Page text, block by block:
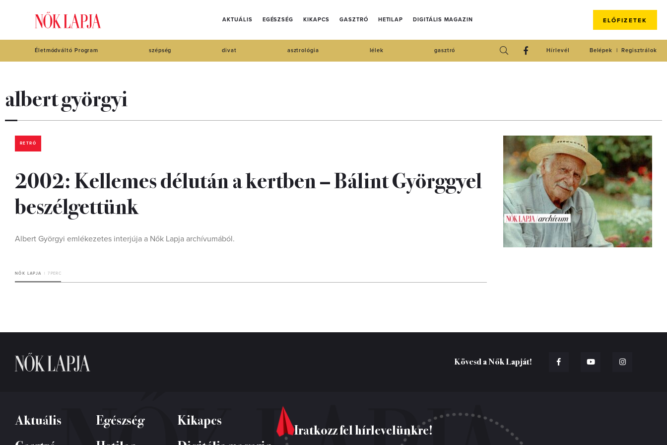
AKTUÁLIS EGÉSZSÉG KIKAPCS GASZTRÓ HETILAP DIGITÁLIS MAGAZIN ELŐFIZETEK
Életmódváltó Program szépség divat asztrológia lélek gasztró Regisztrálok
Belépek
Hírlevél
albert györgyi
RETRÓ
2002: Kellemes délután a kertben – Bálint Györggyel
beszélgettünk
Albert Györgyi emlékezetes interjúja a Nők Lapja archívumából.
NŐK LAPJA 7 PERC
Kövesd a Nők Lapját!
Aktuális Egészség
Kikapcs
Iratkozz fel hírlevelünkre!